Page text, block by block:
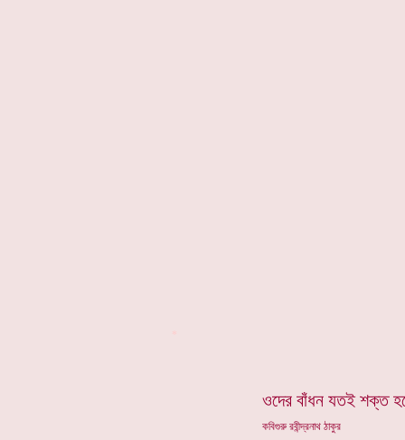
ওদের বাঁধন যতই শক্ত
কবিগুরু রবীন্দ্রনাথ ঠাকুর